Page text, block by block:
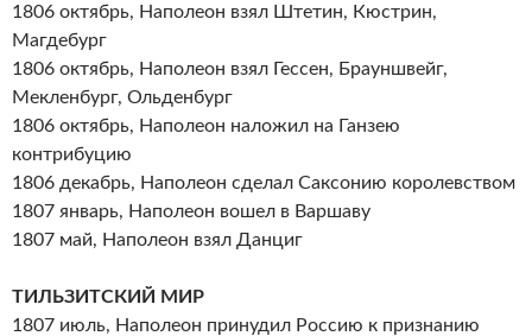
1806 октябрь, Наполеон взял Штетин, Кюстрин,
Магдебург
1806 октябрь, Наполеон взял Гессен, Брауншвейг,
Мекленбург, Ольденбург
1806 октябрь, Наполеон наложил на Ганзею
контрибуцию
1806 декабрь, Наполеон сделал Саксонию королевством
1807 январь, Наполеон вошел в Варшаву
1807 май, Наполеон взял Данциг
ТИЛЬЗИТСКИЙ МИР
1807 июль, Наполеон принудил Россию к признанию